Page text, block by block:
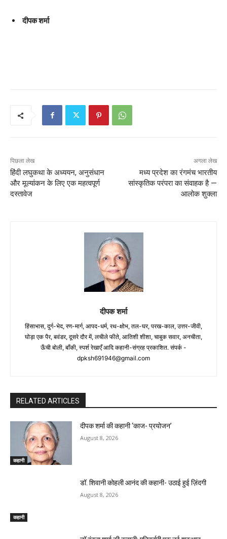
दीपक शर्मा
पिछला लेख
हिंदी लघुकथा के अध्ययन, अनुसंधान
और मूल्यांकन के लिए एक महत्वपूर्ण
दस्तावेज
अगला लेख
मध्य प्रदेश का रंगमंच भारतीय
सांस्कृतिक परंपरा का संवाहक है —
आलोक शुक्ला
दीपक शर्मा
हिंसाभास, दुर्ग-भेद, रण-मार्ग, आपद-धर्म, रथ-क्षोभ, तल-घर, परख-काल, उत्तर-जीवी,
घोड़ा एक पैर, बवंडर, दूसरे दौर में, लचीले फीते, आतिशी शीशा, चाबुक सवार, अनचीता,
ऊँची बोली, बाँकी, स्पर्श रेखाएँ आदि कहानी-संग्रह प्रकाशित. संपर्क -
dpksh691946@gmail.com
RELATED ARTICLES
कहानी
दीपक शर्मा की कहानी ‘काज- प्रयोजन’
August 8, 2026
कहानी
डॉ. शिवानी कोहली आनंद की कहानी- उठाई हुई ज़िंदगी
August 8, 2026